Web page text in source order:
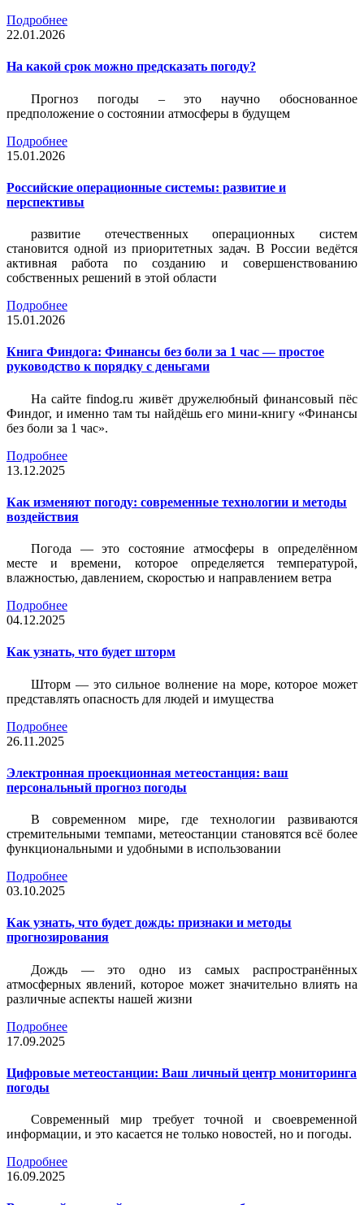
Подробнее
22.01.2026
На какой срок можно предсказать погоду?
Прогноз погоды – это научно обоснованное
предположение о состоянии атмосферы в будущем
Подробнее
15.01.2026
Российские операционные системы: развитие и
перспективы
развитие отечественных операционных систем
становится одной из приоритетных задач. В России ведётся
активная работа по созданию и совершенствованию
собственных решений в этой области
Подробнее
15.01.2026
Книга Финдога: Финансы без боли за 1 час — простое
руководство к порядку с деньгами
На сайте findog.ru живёт дружелюбный финансовый пёс
Финдог, и именно там ты найдёшь его мини‑книгу «Финансы
без боли за 1 час».
Подробнее
13.12.2025
Как изменяют погоду: современные технологии и методы
воздействия
Погода — это состояние атмосферы в определённом
месте и времени, которое определяется температурой,
влажностью, давлением, скоростью и направлением ветра
Подробнее
04.12.2025
Как узнать, что будет шторм
Шторм — это сильное волнение на море, которое может
представлять опасность для людей и имущества
Подробнее
26.11.2025
Электронная проекционная метеостанция: ваш
персональный прогноз погоды
В современном мире, где технологии развиваются
стремительными темпами, метеостанции становятся всё более
функциональными и удобными в использовании
Подробнее
03.10.2025
Как узнать, что будет дождь: признаки и методы
прогнозирования
Дождь — это одно из самых распространённых
атмосферных явлений, которое может значительно влиять на
различные аспекты нашей жизни
Подробнее
17.09.2025
Цифровые метеостанции: Ваш личный центр мониторинга
погоды
Современный мир требует точной и своевременной
информации, и это касается не только новостей, но и погоды.
Подробнее
16.09.2025